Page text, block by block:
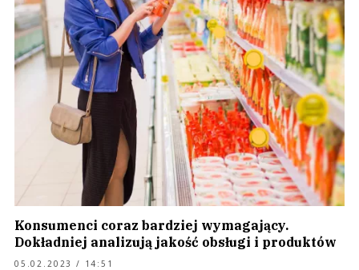
Konsumenci coraz bardziej wymagający.
Dokładniej analizują jakość obsługi i produktów
05.02.2023 / 14:51